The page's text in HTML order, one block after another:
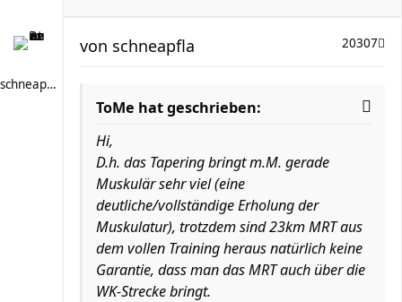
schneapfla
20307
von schneapfla
ToMe hat geschrieben:
Hi,
D.h. das Tapering bringt m.M. gerade
Muskulär sehr viel (eine
deutliche/vollständige Erholung der
Muskulatur), trotzdem sind 23km MRT aus
dem vollen Training heraus natürlich keine
Garantie, dass man das MRT auch über die
WK-Strecke bringt.